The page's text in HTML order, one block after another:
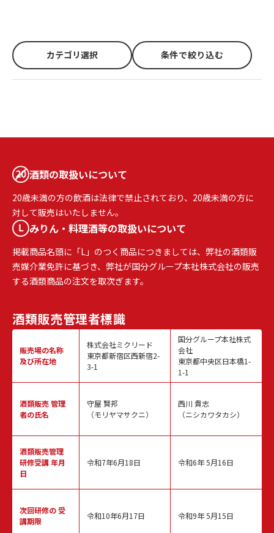
カテゴリ選択 条件で絞り込む
酒類の取扱いについて
20歳未満の方の飲酒は法律で禁止されており、20歳未満の方に
対して販売はいたしません。
みりん・料理酒等の取扱いについて
掲載商品名頭に「L」のつく商品につきましては、弊社の酒類販
売媒介業免許に基づき、弊社が国分グループ本社株式会社の販売
する酒類商品の注文を取次ぎます。
酒類販売管理者標識
販売場の名称
及び所在地
酒類販売管理
者の氏名
酒類販売管理
研修受講 年月
日
次回研修の受
講期限
株式会社ミクリード
東京都新宿区西新宿2-
3-1
守屋 賢邦
（モリヤマサクニ）
令和7年6月18日
令和10年6月17日
国分グループ本社株式
会社
東京都中央区日本橋1-
1-1
西川 貴志
（ニシカワタカシ）
令和6年 5月16日
令和9年 5月15日